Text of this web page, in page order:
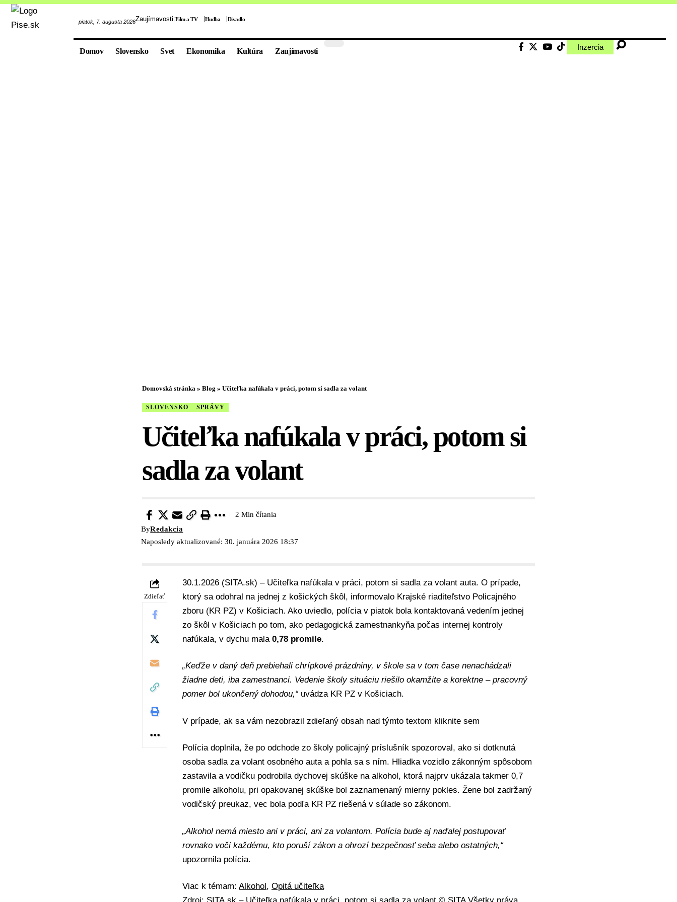
piatok, 7. augusta 2026Zaujímavosti:Film a TV Hudba Divadlo
Domov Slovensko Svet Ekonomika Kultúra Zaujímavosti Inzercia
Domovská stránka » Blog » Učiteľka nafúkala v práci, potom si sadla za volant
SLOVENSKO SPRÁVY
Učiteľka nafúkala v práci, potom si
sadla za volant
Naposledy aktualizované: 30. januára 2026 18:37
ByRedakcia
2 Min čítania
Zdieľať
30.1.2026 (SITA.sk) – Učiteľka nafúkala v práci, potom si sadla za volant auta. O prípade,
ktorý sa odohral na jednej z košických škôl, informovalo Krajské riaditeľstvo Policajného
zboru (KR PZ) v Košiciach. Ako uviedlo, polícia v piatok bola kontaktovaná vedením jednej
zo škôl v Košiciach po tom, ako pedagogická zamestnankyňa počas internej kontroly
nafúkala, v dychu mala 0,78 promile.
„Keďže v daný deň prebiehali chrípkové prázdniny, v škole sa v tom čase nenachádzali
žiadne deti, iba zamestnanci. Vedenie školy situáciu riešilo okamžite a korektne – pracovný
pomer bol ukončený dohodou,“uvádza KR PZ v Košiciach.
V prípade, ak sa vám nezobrazil zdieľaný obsah nad týmto textom kliknite sem
Polícia doplnila, že po odchode zo školy policajný príslušník spozoroval, ako si dotknutá
osoba sadla za volant osobného auta a pohla sa s ním. Hliadka vozidlo zákonným spôsobom
zastavila a vodičku podrobila dychovej skúške na alkohol, ktorá najprv ukázala takmer 0,7
promile alkoholu, pri opakovanej skúške bol zaznamenaný mierny pokles. Žene bol zadržaný
vodičský preukaz, vec bola podľa KR PZ riešená v súlade so zákonom.
„Alkohol nemá miesto ani v práci, ani za volantom. Polícia bude aj naďalej postupovať
rovnako voči každému, kto poruší zákon a ohrozí bezpečnosť seba alebo ostatných,“
upozornila polícia.
Viac k témam: Alkohol , Opitá učiteľka